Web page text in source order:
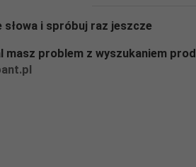
słowa i spróbuj raz jeszcze
masz problem z wyszukaniem